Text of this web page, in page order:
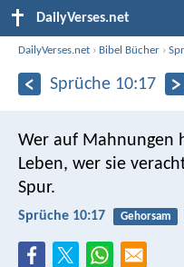
DailyVerses.net
DailyVerses.net › Bibel Bücher ›
Sprüche 10:17
Wer auf Mahnungen
Leben, wer sie
Spur.
Sprüche 10:17 Gehorsam